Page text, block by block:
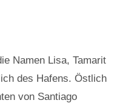
Namen Lisa, Tamarit
des Hafens. Östlich
von Santiago